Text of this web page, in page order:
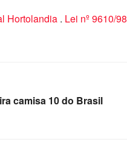
Hortolandia . Lei nº 9610/98
camisa 10 do Brasil